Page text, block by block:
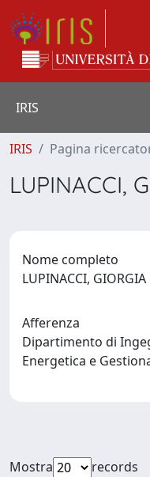
IRIS
IRIS Pagina
LUPINACCI,
Nome completo
LUPINACCI, GIORGIA
Afferenza
Dipartimento di
Energetica e
Mostra
records